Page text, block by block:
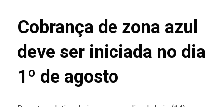
Cobrança de zona azul
deve ser iniciada no dia
1º de agosto